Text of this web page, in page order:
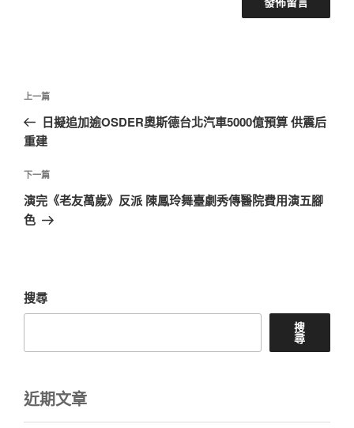
文
導
覽
上
一
篇
章
上一篇
日擬追加逾OSDER奧斯德台北汽車5000億預算 供震后
重建
下
一
篇
下一篇
演完《老友萬歲》反派 陳鳳玲舞臺劇秀傳醫院費用演五腳
色
搜尋
搜
尋
近期文章